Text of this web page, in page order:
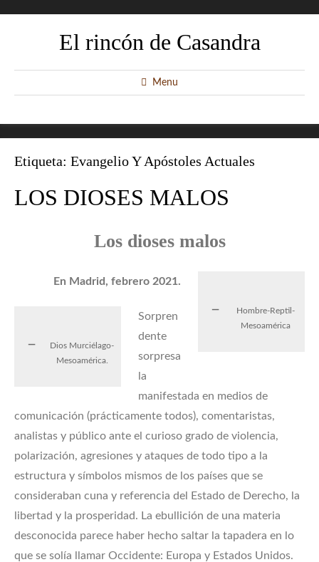
El rincón de Casandra
Menu
Etiqueta: Evangelio Y Apóstoles Actuales
LOS DIOSES MALOS
Los dioses malos
Hombre-Reptil-
Mesoamérica
En Madrid, febrero 2021.
Dios Murciélago-
Mesoamérica.
Sorpren
dente
sorpresa
la
manifestada en medios de
comunicación (prácticamente todos), comentaristas,
analistas y público ante el curioso grado de violencia,
polarización, agresiones y ataques de todo tipo a la
estructura y símbolos mismos de los países que se
consideraban cuna y referencia del Estado de Derecho, la
libertad y la prosperidad. La ebullición de una materia
desconocida parece haber hecho saltar la tapadera en lo
que se solía llamar Occidente: Europa y Estados Unidos.